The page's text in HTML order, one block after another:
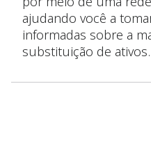
ajudando você a
informadas sobre a
substituição de ativos.